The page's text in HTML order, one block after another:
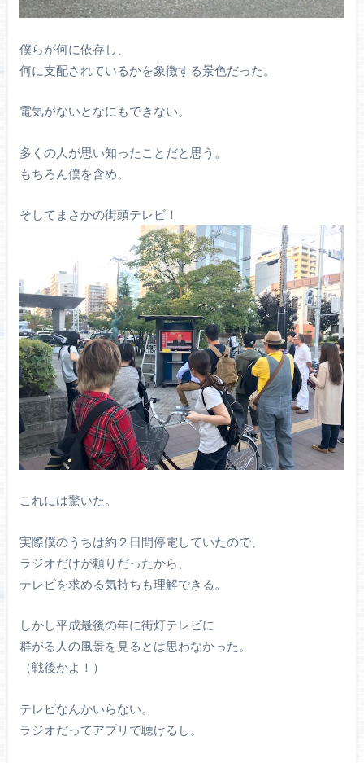
僕らが何に依存し、
何に支配されているかを象徴する景色だった。
電気がないとなにもできない。
多くの人が思い知ったことだと思う。
もちろん僕を含め。
そしてまさかの街頭テレビ！
これには驚いた。
実際僕のうちは約２日間停電していたので、
ラジオだけが頼りだったから、
テレビを求める気持ちも理解できる。
しかし平成最後の年に街灯テレビに
群がる人の風景を見るとは思わなかった。
（戦後かよ！）
テレビなんかいらない。
ラジオだってアプリで聴けるし。